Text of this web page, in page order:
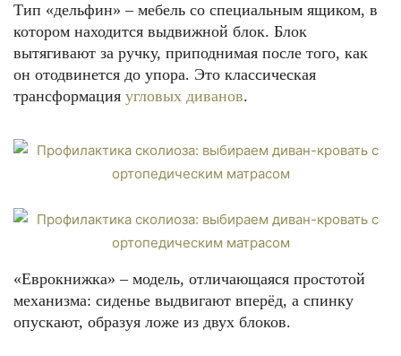
Тип «дельфин» – мебель со специальным ящиком, в
котором находится выдвижной блок. Блок
вытягивают за ручку, приподнимая после того, как
он отодвинется до упора. Это классическая
трансформация угловых диванов.
«Еврокнижка» – модель, отличающаяся простотой
механизма: сиденье выдвигают вперёд, а спинку
опускают, образуя ложе из двух блоков.